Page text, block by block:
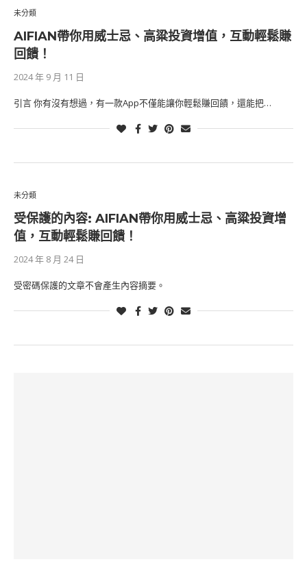
未分類
AIFIAN帶你用威士忌、高粱投資增值，互動輕鬆賺
回饋！
2024 年 9 月 11 日
引言 你有沒有想過，有一款App不僅能讓你輕鬆賺回饋，還能把…
未分類
受保護的內容: AIFIAN帶你用威士忌、高粱投資增
值，互動輕鬆賺回饋！
2024 年 8 月 24 日
受密碼保護的文章不會產生內容摘要。